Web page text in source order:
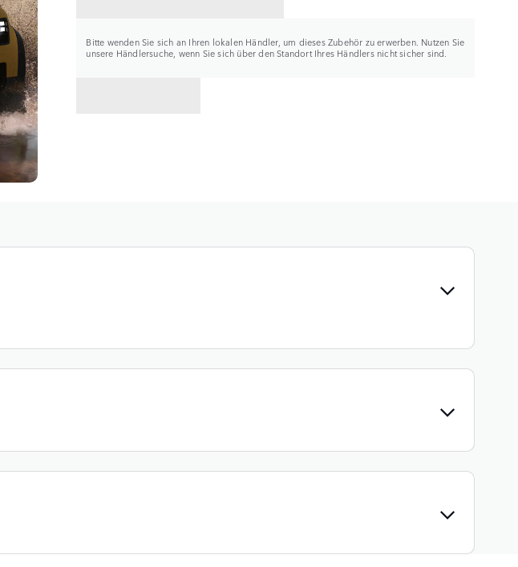
Bitte wenden Sie sich an Ihren lokalen Händler, um dieses Zubehör zu erwerben. Nutzen Sie
unsere Händlersuche, wenn Sie sich über den Standort Ihres Händlers nicht sicher sind.